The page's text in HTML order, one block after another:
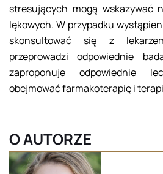
stresujących mogą wskazywać
lękowych. W przypadku
skonsultować się z
przeprowadzi odpowiednie
zaproponuje odpowiednie
obejmować farmakoterapię i
O AUTORZE